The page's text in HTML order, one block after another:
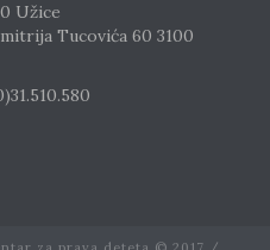
Užice
Tucovića 60 3100